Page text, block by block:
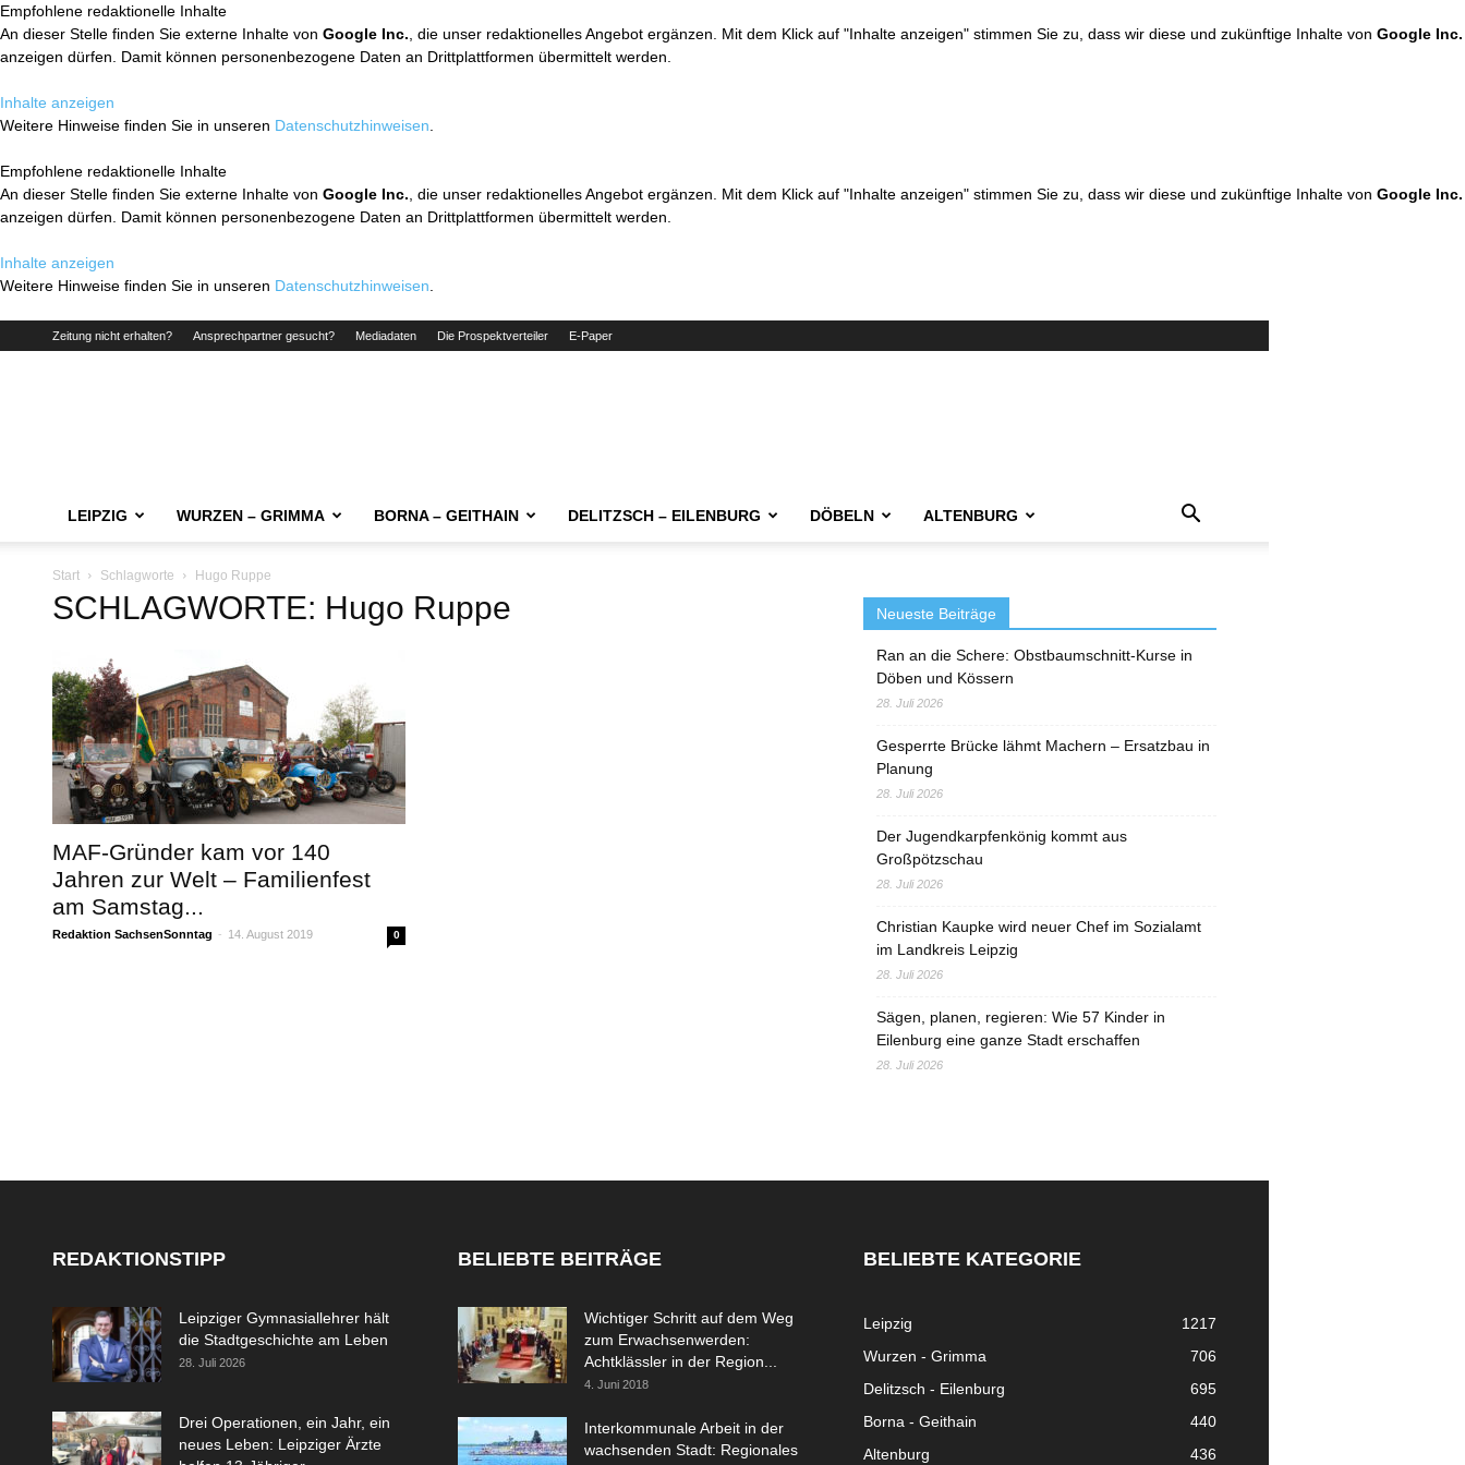
Empfohlene redaktionelle Inhalte
An dieser Stelle finden Sie externe Inhalte von Google Inc. , die unser redaktionelles Angebot ergänzen. Mit dem Klick auf "Inhalte anzeigen" stimmen Sie zu, dass wir diese und zukünftige Inhalte von Google Inc.
anzeigen dürfen. Damit können personenbezogene Daten an Drittplattformen übermittelt werden.
Inhalte anzeigen
Weitere Hinweise finden Sie in unseren Datenschutzhinweisen
Empfohlene redaktionelle Inhalte
An dieser Stelle finden Sie externe Inhalte von Google Inc. , die unser redaktionelles Angebot ergänzen. Mit dem Klick auf "Inhalte anzeigen" stimmen Sie zu, dass wir diese und zukünftige Inhalte von Google Inc.
anzeigen dürfen. Damit können personenbezogene Daten an Drittplattformen übermittelt werden.
Inhalte anzeigen
Weitere Hinweise finden Sie in unseren Datenschutzhinweisen
Zeitung nicht erhalten? Ansprechpartner gesucht? Mediadaten Die Prospektverteiler E-Paper
LEIPZIG WURZEN – GRIMMA BORNA – GEITHAIN DELITZSCH – EILENBURG DÖBELN ALTENBURG
Start Schlagworte Hugo Ruppe
SCHLAGWORTE: Hugo Ruppe
MAF-Gründer kam vor 140
Jahren zur Welt – Familienfest
am Samstag...
Redaktion SachsenSonntag - 14. August 2019 0
Neueste Beiträge
Ran an die Schere: Obstbaumschnitt-Kurse in
Döben und Kössern
28. Juli 2026
Gesperrte Brücke lähmt Machern – Ersatzbau in
Planung
28. Juli 2026
Der Jugendkarpfenkönig kommt aus
Großpötzschau
28. Juli 2026
Christian Kaupke wird neuer Chef im Sozialamt
im Landkreis Leipzig
28. Juli 2026
Sägen, planen, regieren: Wie 57 Kinder in
Eilenburg eine ganze Stadt erschaffen
28. Juli 2026
REDAKTIONSTIPP
Leipziger Gymnasiallehrer hält
die Stadtgeschichte am Leben
28. Juli 2026
Drei Operationen, ein Jahr, ein
neues Leben: Leipziger Ärzte
BELIEBTE BEITRÄGE
Wichtiger Schritt auf dem Weg
zum Erwachsenwerden:
Achtklässler in der Region...
4. Juni 2018
Interkommunale Arbeit in der
wachsenden Stadt: Regionales
BELIEBTE KATEGORIE
Leipzig
1217
Wurzen - Grimma
706
Delitzsch - Eilenburg
695
Borna - Geithain
440
Altenburg
436